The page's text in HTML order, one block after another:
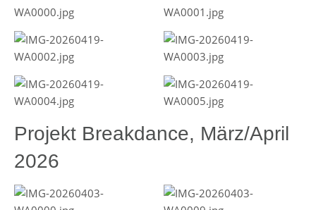
Projekt Breakdance, März/April
2026